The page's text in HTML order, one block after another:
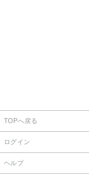
TOPへ戻る
ログイン
ヘルプ